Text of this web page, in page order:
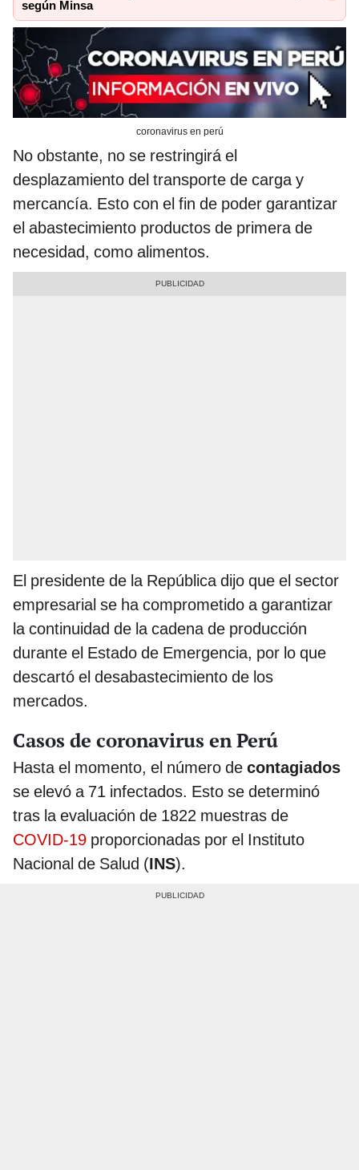
según Minsa
coronavirus en perú
No obstante, no se restringirá el
desplazamiento del transporte de carga y
mercancía. Esto con el fin de poder garantizar
el abastecimiento productos de primera de
necesidad, como alimentos.
El presidente de la República dijo que el sector
empresarial se ha comprometido a garantizar
la continuidad de la cadena de producción
durante el Estado de Emergencia, por lo que
descartó el desabastecimiento de los
mercados.
Casos de coronavirus en Perú
Hasta el momento, el número de contagiados
se elevó a 71 infectados. Esto se determinó
tras la evaluación de 1822 muestras de
COVID-19 proporcionadas por el Instituto
Nacional de Salud (INS).